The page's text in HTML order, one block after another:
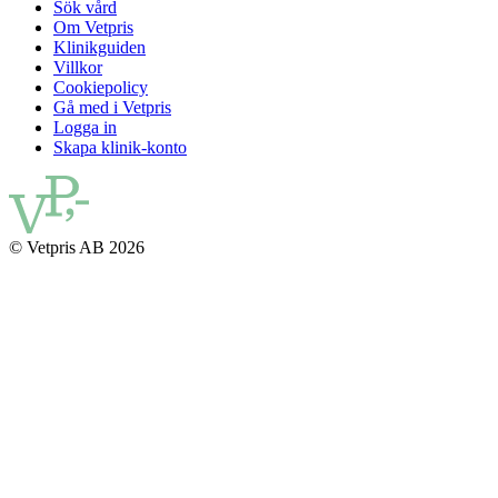
Sök vård
Om Vetpris
Klinikguiden
Villkor
Cookiepolicy
Gå med i Vetpris
Logga in
Skapa klinik-konto
© Vetpris AB 2026